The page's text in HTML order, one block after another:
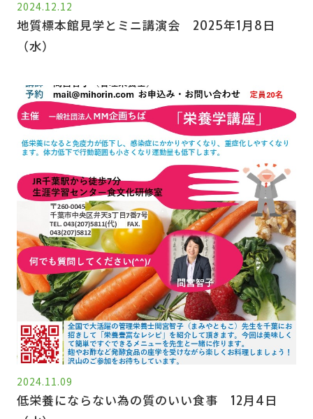
2024.12.12
地質標本館見学とミニ講演会 2025年1月8日
（水）
2024.11.09
低栄養にならない為の質のいい食事 12月4日